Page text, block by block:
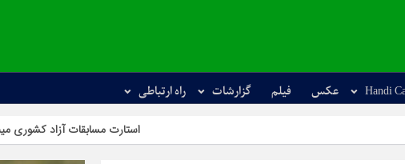
Handi عکس فیلم گزارشات راه ارتباطی
استارت مسابقات آزاد کشوری مینی‌گلف در پایتخت